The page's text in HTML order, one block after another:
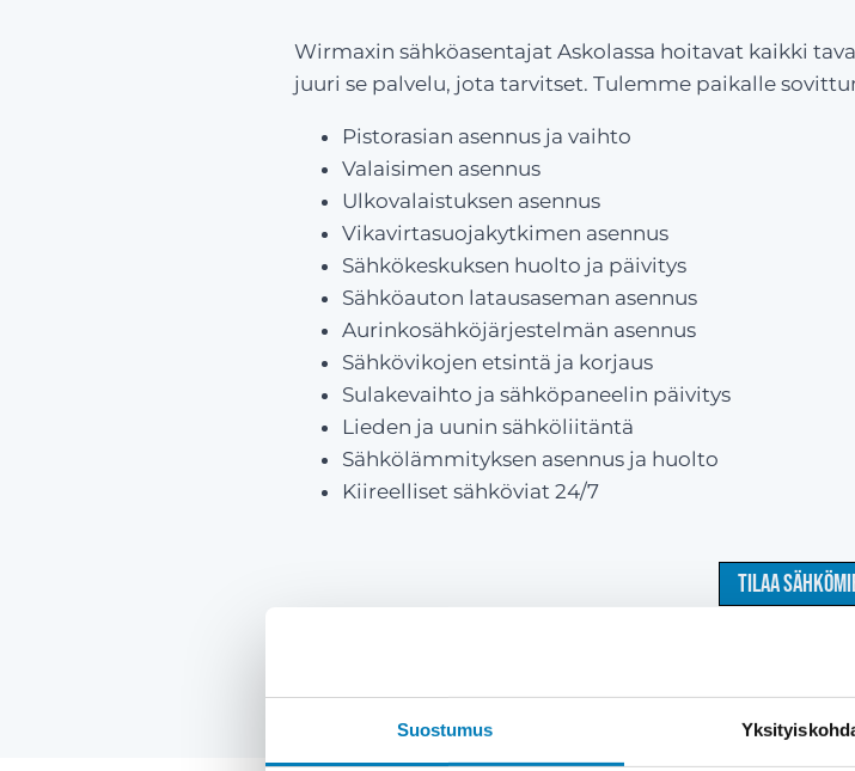
Suostumus
Wirmaxin sähköasentajat Askolassa hoitavat kaikki
juuri se palvelu, jota tarvitset. Tulemme paikalle
Pistorasian asennus ja vaihto
Valaisimen asennus
Ulkovalaistuksen asennus
Vikavirtasuojakytkimen asennus
Sähkökeskuksen huolto ja päivitys
Sähköauton latausaseman asennus
Aurinkosähköjärjestelmän asennus
Sähkövikojen etsintä ja korjaus
Sulakevaihto ja sähköpaneelin päivitys
Lieden ja uunin sähköliitäntä
Sähkölämmityksen asennus ja huolto
Kiireelliset sähköviat 24/7
Tilaa